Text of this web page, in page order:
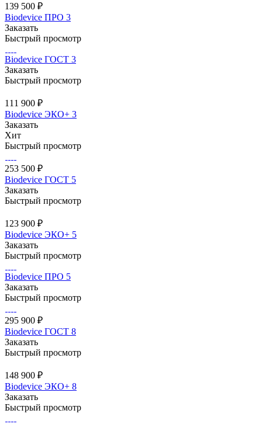
139 500 ₽
Biodevice ПРО 3
Заказать
Быстрый просмотр
Biodevice ГОСТ 3
Заказать
Быстрый просмотр
111 900 ₽
Biodevice ЭКО+ 3
Заказать
Хит
Быстрый просмотр
253 500 ₽
Biodevice ГОСТ 5
Заказать
Быстрый просмотр
123 900 ₽
Biodevice ЭКО+ 5
Заказать
Быстрый просмотр
Biodevice ПРО 5
Заказать
Быстрый просмотр
295 900 ₽
Biodevice ГОСТ 8
Заказать
Быстрый просмотр
148 900 ₽
Biodevice ЭКО+ 8
Заказать
Быстрый просмотр